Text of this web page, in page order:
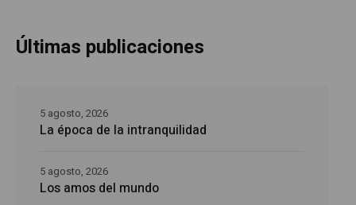
Últimas publicaciones
La época de la intranquilidad
5 agosto, 2026
Los amos del mundo
5 agosto, 2026